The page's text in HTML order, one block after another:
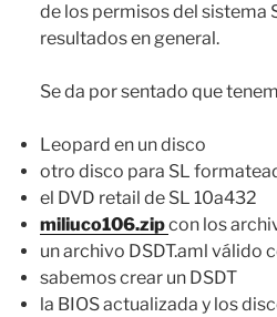
de los permisos del sistema
resultados en general.
Se da por sentado que
Leopard en un disco
otro disco para SL
el DVD retail de SL 10a432
miliuco106.zipcon los
un archivo DSDT.aml válido
sabemos crear un DSDT
la BIOS actualizada y los